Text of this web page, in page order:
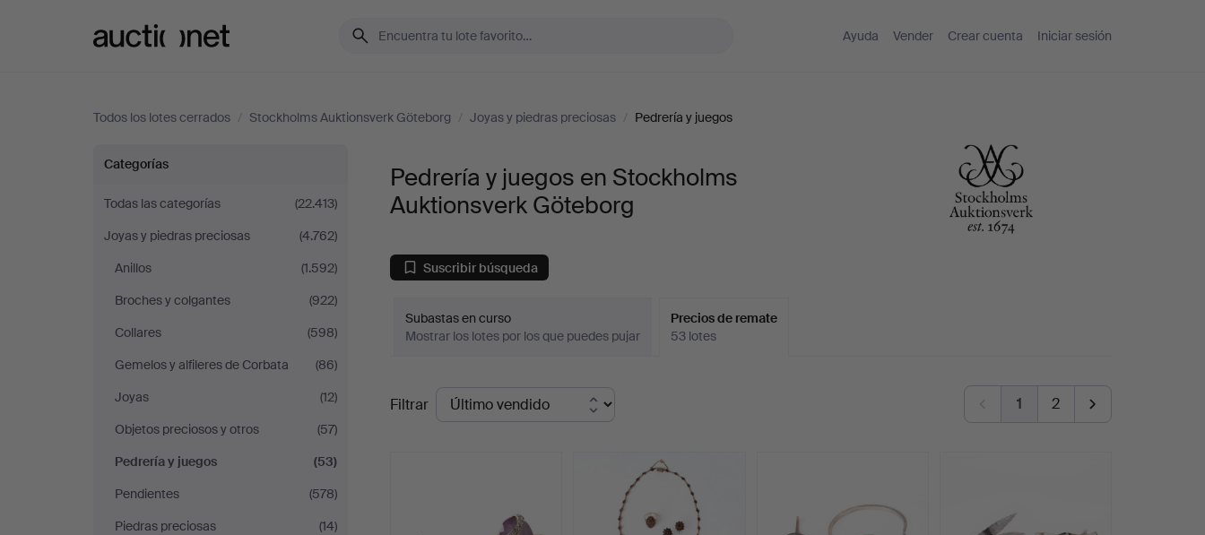
Ayuda Vender Crear cuenta Iniciar sesión
Todos los lotes cerrados / Stockholms Auktionsverk Göteborg / Joyas y piedras preciosas / Pedrería y juegos
Pedrería
y
juegos
en
Stockholms
Auktionsverk
Göteborg
Categorías
Todas las categorías
(22.413)
Joyas y piedras preciosas
(4.762)
Anillos
(1.592)
Broches y colgantes
(922)
Collares
(598)
Gemelos y alfileres de Corbata
(86)
Joyas
(12)
Objetos preciosos y otros
(57)
Pedrería y juegos
(53)
Pendientes
(578)
Piedras preciosas
(14)
Pedrería y juegos en Stockholms
Auktionsverk Göteborg
Suscribir búsqueda
Subastas en curso
Mostrar los lotes por los que puedes pujar
Precios de remate
53 lotes
Precios
de
Filtrar 1 2